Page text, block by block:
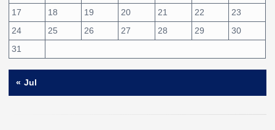
17
18 19 20 21 22
23
24
25 26 27 28 29
30
31
« Jul